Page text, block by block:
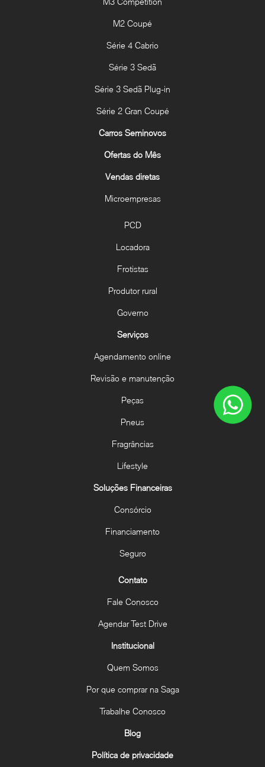
M2 Coupé
Série 4 Cabrio
Série 3 Sedã
Série 3 Sedã Plug-in
Série 2 Gran Coupé
Carros Seminovos
Ofertas do Mês
Vendas diretas
Microempresas
PCD
Locadora
Frotistas
Produtor rural
Governo
Serviços
Agendamento online
Revisão e manutenção
Peças
Pneus
Fragrâncias
Lifestyle
Soluções Financeiras
Consórcio
Financiamento
Seguro
Contato
Fale Conosco
Agendar Test Drive
Institucional
Quem Somos
Por que comprar na Saga
Trabalhe Conosco
Blog
Política de privacidade